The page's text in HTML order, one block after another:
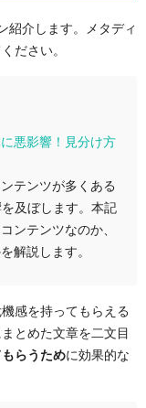
紹介します。メタディ
ださい。
悪影響！見分け方
テンツが多くある
及ぼします。本記
ンテンツなのか、
解説します。
感を持ってもらえる
とめた文章を二文目
らうために効果的な